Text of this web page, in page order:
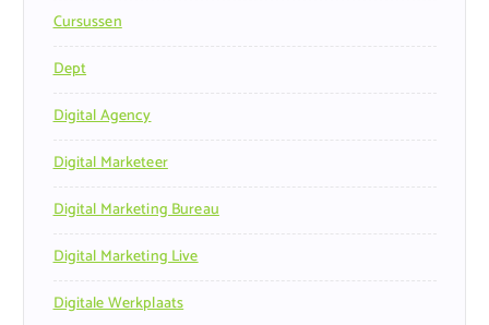
Cursussen
Dept
Digital Agency
Digital Marketeer
Digital Marketing Bureau
Digital Marketing Live
Digitale Werkplaats